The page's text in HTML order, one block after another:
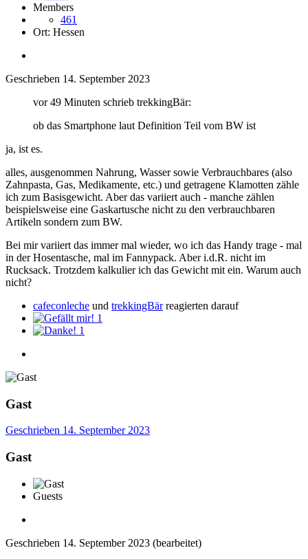
Members
461
Ort: Hessen
Geschrieben 14. September 2023
vor 49 Minuten schrieb trekkingBär:
ob das Smartphone laut Definition Teil vom BW ist
ja, ist es.
alles, ausgenommen Nahrung, Wasser sowie Verbrauchbares (also
Zahnpasta, Gas, Medikamente, etc.) und getragene Klamotten zähle
ich zum Basisgewicht. Aber das variiert auch - manche zählen
beispielsweise eine Gaskartusche nicht zu den verbrauchbaren
Artikeln sondern zum BW.
Bei mir variiert das immer mal wieder, wo ich das Handy trage - mal
in der Hosentasche, mal im Fannypack. Aber i.d.R. nicht im
Rucksack. Trotzdem kalkulier ich das Gewicht mit ein. Warum auch
nicht?
cafeconleche und trekkingBärreagierten darauf
1
1
Gast
Geschrieben 14. September 2023
Gast
Guests
Geschrieben 14. September 2023 (bearbeitet)